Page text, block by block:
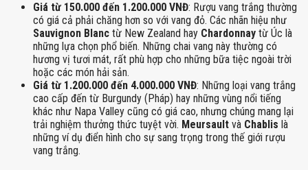
Giá từ 150.000 đến 1.200.000 VNĐ: Rượu vang trắng thường
có giá cả phải chăng hơn so với vang đỏ. Các nhãn hiệu như
Sauvignon Blanc từ New Zealand hay Chardonnay từ Úc là
những lựa chọn phổ biến. Những chai vang này thường có
hương vị tươi mát, rất phù hợp cho những bữa tiệc ngoài trời
hoặc các món hải sản.
Giá từ 1.200.000 đến 4.000.000 VNĐ: Những loại vang trắng
cao cấp đến từ Burgundy (Pháp) hay những vùng nổi tiếng
khác như Napa Valley cũng có giá cao, nhưng chúng mang lại
trải nghiệm thưởng thức tuyệt vời. Meursault và Chablis là
những ví dụ điển hình cho sự sang trọng trong thế giới rượu
vang trắng.